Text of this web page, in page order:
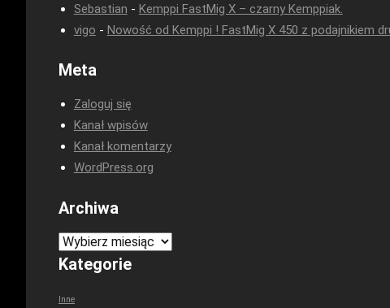
Sebastian - Kemppi FastMig X – czarny Kemppiak.
vigo - Nowość od Kemppi ! FastMig X 450 z podajnikiem
Meta
Zaloguj się
Kanał wpisów
Kanał komentarzy
WordPress.org
Archiwa
Archiwa
Kategorie
Inne